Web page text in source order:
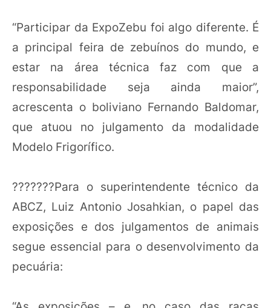
“Participar da ExpoZebu foi algo diferente. É
a principal feira de zebuínos do mundo, e
estar na área técnica faz com que a
responsabilidade seja ainda maior”,
acrescenta o boliviano Fernando Baldomar,
que atuou no julgamento da modalidade
Modelo Frigorífico.
???????Para o superintendente técnico da
ABCZ, Luiz Antonio Josahkian, o papel das
exposições e dos julgamentos de animais
segue essencial para o desenvolvimento da
pecuária: